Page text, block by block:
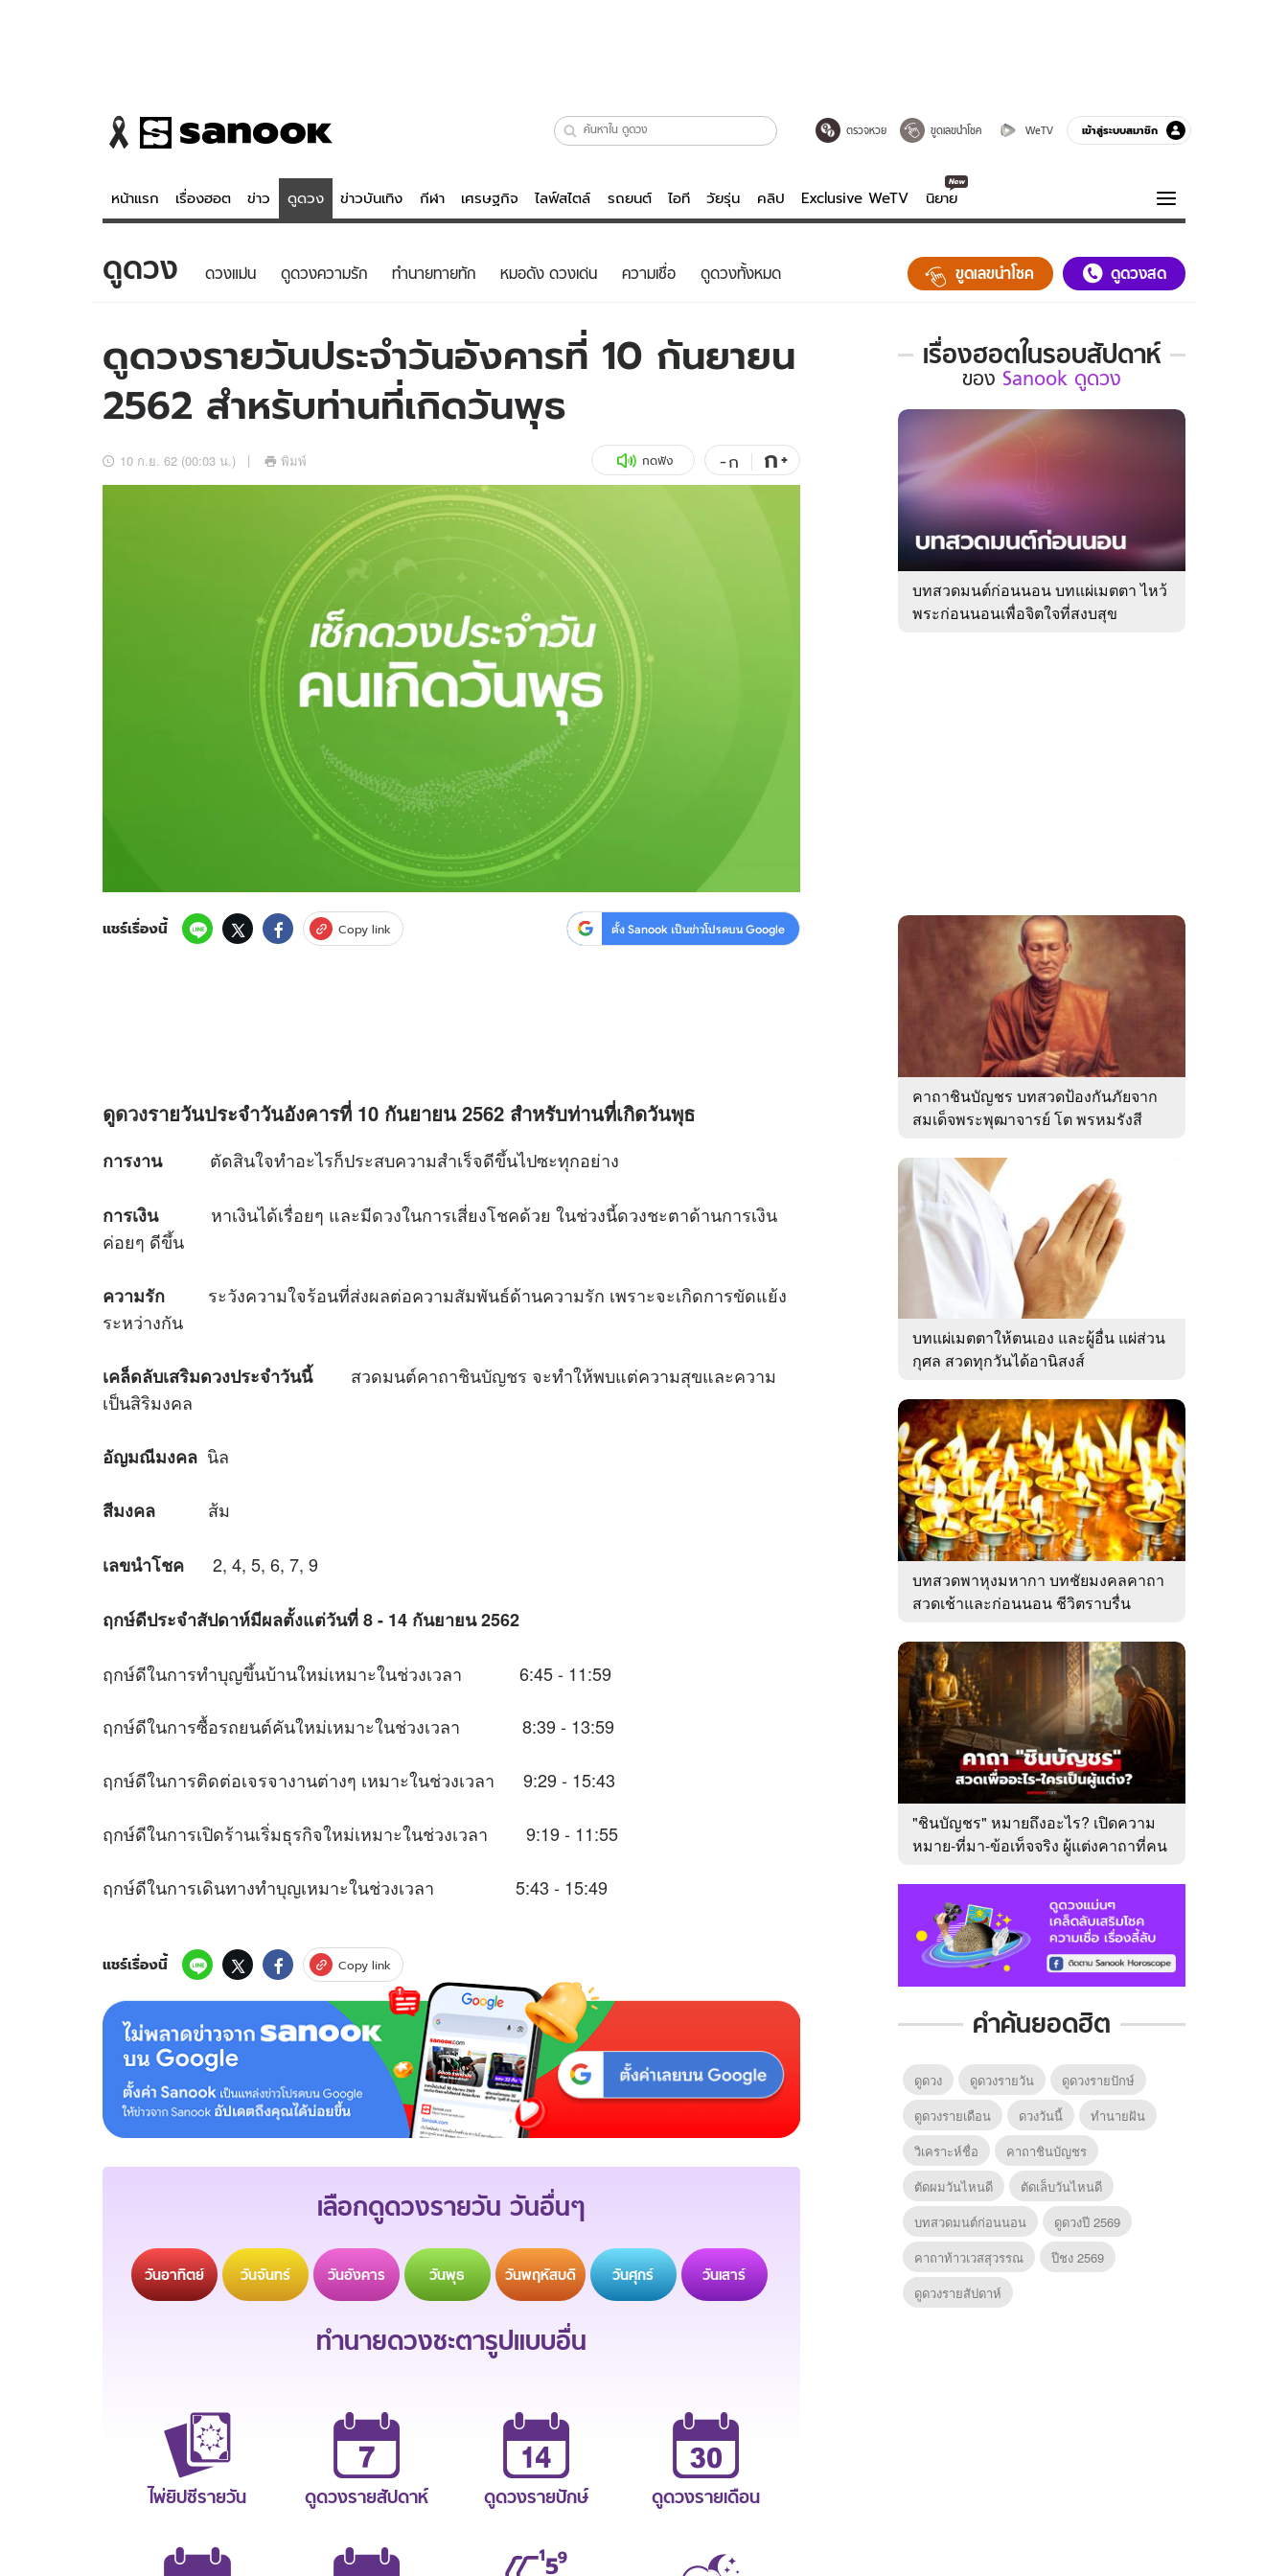
ตรวจหวย ขูดเลขนำโชค WeTV เข้าสู่ระบบสมาชิก
หน้าแรก เรื่องฮอต ข่าว ดูดวง ข่าวบันเทิง กีฬา เศรษฐกิจ ไลฟ์สไตล์ รถยนต์ ไอที วัยรุ่น คลิป Exclusive WeTV นิยาย
ข่าว
ข่าวบันเทิง
ข่าวกีฬา
ข่าวเศรษฐกิจ
อัปเดตจีน
เช็กข่าวชัวร์
ดูดวง - ตรวจหวย
สถิติหวยไทย
หวยลาว
ไลฟ์สไตล์
ผู้ชาย
วัยรุ่น
สุขภาพ
เที่ยว-กิน
Sanook Choice
เกมส์
ดูทีวี
WeTV
ความรู้รอบตัว
ฮาวทู
ดาวน์โหลดสนุกแอปฟรี ติดตามสนุกโซเชียลได้ที่
บริษัท อิมเมจ ฟิวเจอร์ (ประเทศไทย) จำกัด
ดูดวง ดวงแม่น ดูดวงความรัก ทํานายทายทัก หมอดัง ดวงเด่น ความเชื่อ ดูดวงทั้งหมด ขูดเลขนำโชค ดูดวงสด
ดูดวงรายวันประจำวันอังคารที่ 10 กันยายน
2562 สำหรับท่านที่เกิดวันพุธ
10 ก.ย. 62 (00:03 น.) พิมพ์ กดฟัง -ก ก+
แชร์เรื่องนี้ Copy link ตั้ง Sanook เป็นข่าวโปรดบน Google
ดูดวงรายวันประจำวันอังคารที่ 10 กันยายน 2562 สำหรับท่านที่เกิดวันพุธ
การงานตัดสินใจทำอะไรก็ประสบความสำเร็จดีขึ้นไปซะทุกอย่าง
การเงินหาเงินได้เรื่อยๆ และมีดวงในการเสี่ยงโชคด้วย ในช่วงนี้ดวงชะตาด้านการเงิน
ค่อยๆ ดีขึ้น
ความรัก ระวังความใจร้อนที่ส่งผลต่อความสัมพันธ์ด้านความรัก เพราะจะเกิดการขัดแย้ง
ระหว่างกัน
เคล็ดลับเสริมดวงประจำวันนี้สวดมนต์คาถาชินบัญชร จะทำให้พบแต่ความสุขและความ
เป็นสิริมงคล
อัญมณีมงคล นิล
สีมงคล ส้ม
เลขนำโชค 2, 4, 5, 6, 7, 9
ฤกษ์ดีประจำสัปดาห์มีผลตั้งแต่วันที่8 - 14 กันยายน 2562
ฤกษ์ดีในการทำบุญขึ้นบ้านใหม่เหมาะในช่วงเวลา 6:45 - 11:59
ฤกษ์ดีในการซื้อรถยนต์คันใหม่เหมาะในช่วงเวลา 8:39 - 13:59
ฤกษ์ดีในการติดต่อเจรจางานต่างๆ เหมาะในช่วงเวลา 9:29 - 15:43
ฤกษ์ดีในการเปิดร้านเริ่มธุรกิจใหม่เหมาะในช่วงเวลา 9:19 - 11:55
ฤกษ์ดีในการเดินทางทำบุญเหมาะในช่วงเวลา 5:43 - 15:49
แชร์เรื่องนี้ Copy link
เลือกดูดวงรายวัน วันอื่นๆ
วันอาทิตย์ วันจันทร์ วันอังคาร วันพุธ วันพฤหัสบดี วันศุกร์ วันเสาร์
ทำนายดวงชะตารูปแบบอื่น
ไพ่ยิปซีรายวัน ดูดวงรายสัปดาห์ ดูดวงรายปักษ์ ดูดวงรายเดือน
เรื่องฮอตในรอบสัปดาห์
เรื่อง
ใน
รอบ
ของ
Sanook
ดูด
ของ Sanook ดูดวง
บทสวดมนต์ก่อนนอน บทแผ่เมตตา ไหว้
พระก่อนนอนเพื่อจิตใจที่สงบสุข
คาถาชินบัญชร บทสวดป้องกันภัยจาก
สมเด็จพระพุฒาจารย์ โต พรหมรังสี
บทแผ่เมตตาให้ตนเอง และผู้อื่น แผ่ส่วน
กุศล สวดทุกวันได้อานิสงส์
บทสวดพาหุงมหากา บทชัยมงคลคาถา
สวดเช้าและก่อนนอน ชีวิตราบรื่น
"ชินบัญชร" หมายถึงอะไร? เปิดความ
หมาย-ที่มา-ข้อเท็จจริง ผู้แต่งคาถาที่คน
คำค้นยอดฮิต
ดูดวง ดูดวงรายวัน
ดูดวงรายปักษ์
ดูดวงรายเดือน
ดวงวันนี้
ทํานายฝัน
วิเคราะห์ชื่อ
คาถาชินบัญชร
ตัดผมวันไหนดี
ตัดเล็บวันไหนดี
บทสวดมนต์ก่อนนอน
ดูดวงปี 2569
คาถาท้าวเวสสุวรรณ
ปีชง 2569
ดูดวงรายสัปดาห์